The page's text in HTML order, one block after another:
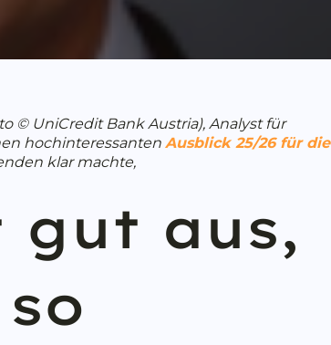
© UniCredit Bank Austria), Analyst für
hochinteressanten Ausblick 25/26 für die
klar machte,
gut aus,